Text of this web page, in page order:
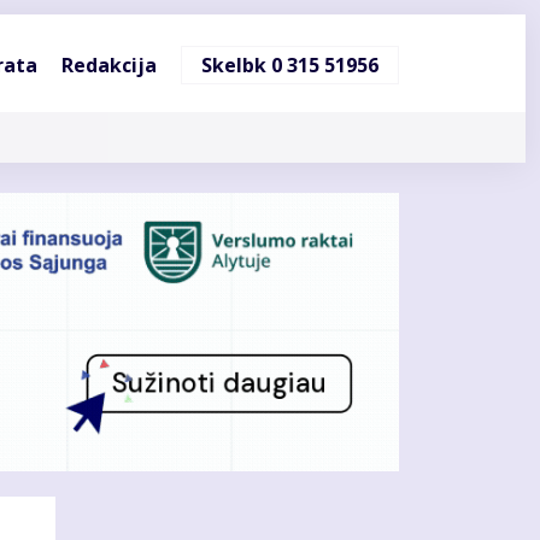
Redakcija Skelbk 0 315 51956